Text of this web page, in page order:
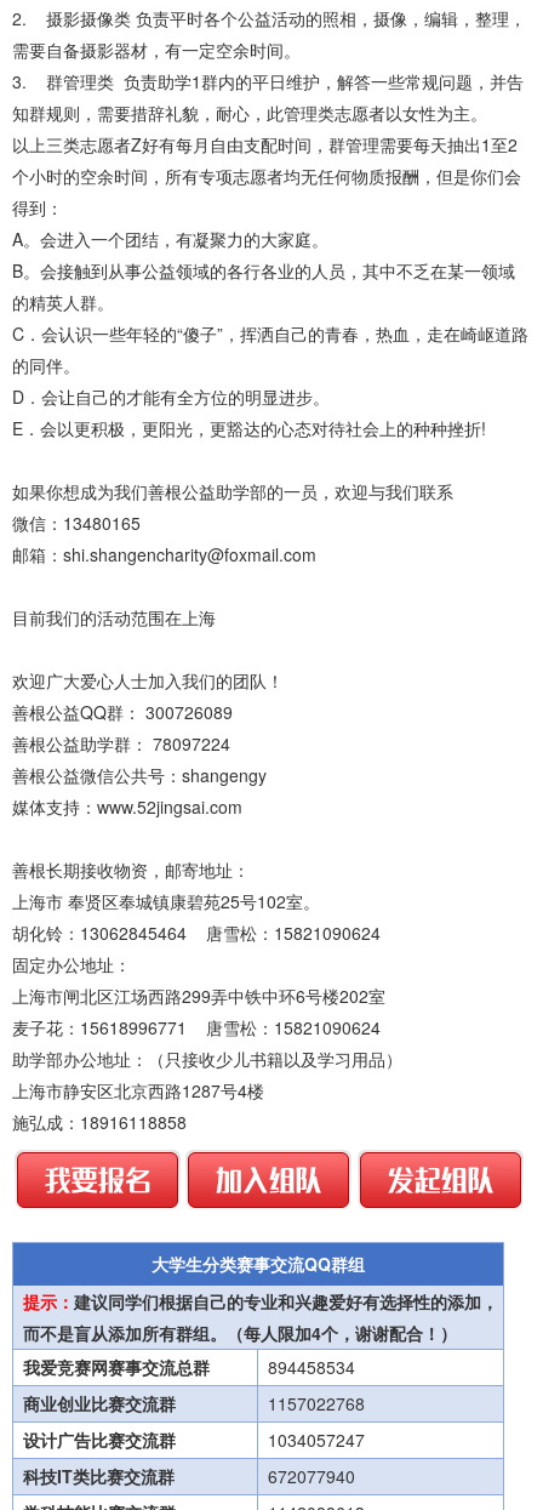
2. 摄影摄像类 负责平时各个公益活动的照相，摄像，编辑，整理，
需要自备摄影器材，有一定空余时间。
3. 群管理类 负责助学1群内的平日维护，解答一些常规问题，并告
知群规则，需要措辞礼貌，耐心，此管理类志愿者以女性为主。
以上三类志愿者Z好有每月自由支配时间，群管理需要每天抽出1至2
个小时的空余时间，所有专项志愿者均无任何物质报酬，但是你们会
得到：
A。会进入一个团结，有凝聚力的大家庭。
B。会接触到从事公益领域的各行各业的人员，其中不乏在某一领域
的精英人群。
C．会认识一些年轻的“傻子”，挥洒自己的青春，热血，走在崎岖道路
的同伴。
D．会让自己的才能有全方位的明显进步。
E．会以更积极，更阳光，更豁达的心态对待社会上的种种挫折!
如果你想成为我们善根公益助学部的一员，欢迎与我们联系
微信：13480165
邮箱：shi.shangencharity@foxmail.com
目前我们的活动范围在上海
欢迎广大爱心人士加入我们的团队！
善根公益QQ群： 300726089
善根公益助学群： 78097224
善根公益微信公共号：shangengy
媒体支持：www.52jingsai.com
善根长期接收物资，邮寄地址：
上海市 奉贤区奉城镇康碧苑25号102室。
胡化铃：13062845464 唐雪松：15821090624
固定办公地址：
上海市闸北区江场西路299弄中铁中环6号楼202室
麦子花：15618996771 唐雪松：15821090624
助学部办公地址：（只接收少儿书籍以及学习用品）
上海市静安区北京西路1287号4楼
施弘成：18916118858
大学生分类赛事交流QQ群组
提示： 建议同学们根据自己的专业和兴趣爱好有选择性的添加，
而不是盲从添加所有群组。（每人限加4个，谢谢配合！）
我爱竞赛网赛事交流总群
894458534
商业创业比赛交流群
1157022768
设计广告比赛交流群
1034057247
科技IT类比赛交流群
672077940